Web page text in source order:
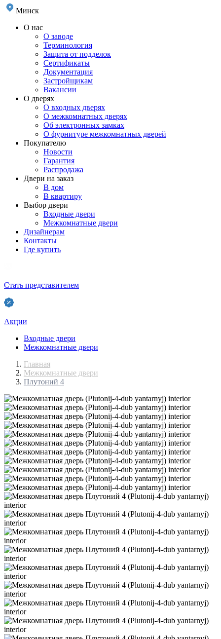
Минск
О нас
О заводе
Терминология
Защита от подделок
Сертификаты
Документация
Застройщикам
Вакансии
О дверях
О входных дверях
О межкомнатных дверях
Об электронных замках
О фурнитуре межкомнатных дверей
Покупателю
Новости
Гарантия
Распродажа
Двери на заказ
В дом
В квартиру
Выбор двери
Входные двери
Межкомнатные двери
Дизайнерам
Контакты
Где купить
Стать представителем
Акции
Входные двери
Межкомнатные двери
Главная
Межкомнатные двери
Плутоний 4